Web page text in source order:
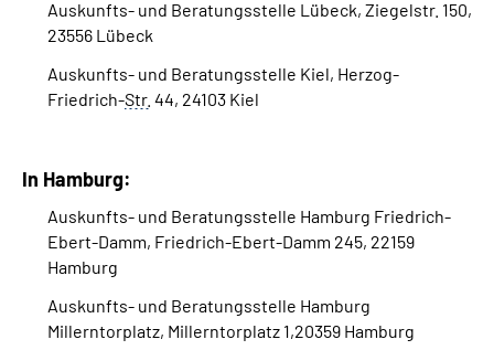
Auskunfts- und Beratungsstelle Lübeck, Ziegelstr. 150,
23556 Lübeck
Auskunfts- und Beratungsstelle Kiel, Herzog-
Friedrich-Str. 44, 24103 Kiel
In Hamburg:
Auskunfts- und Beratungsstelle Hamburg Friedrich-
Ebert-Damm, Friedrich-Ebert-Damm 245, 22159
Hamburg
Auskunfts- und Beratungsstelle Hamburg
Millerntorplatz, Millerntorplatz 1,20359 Hamburg